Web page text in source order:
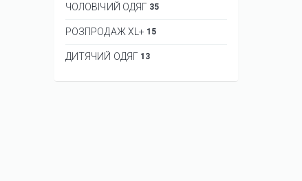
ЧОЛОВІЧИЙ ОДЯГ 35
РОЗПРОДАЖ XL+ 15
ДИТЯЧИЙ ОДЯГ 13